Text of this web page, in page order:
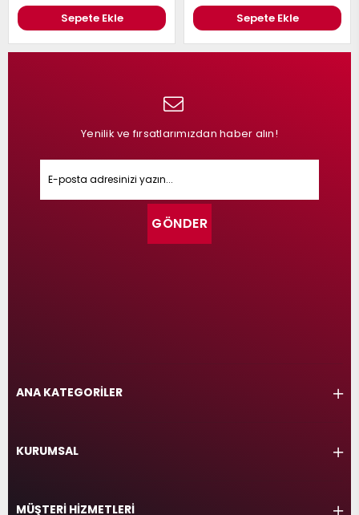
Sepete Ekle Sepete Ekle
Yenilik ve fırsatlarımızdan haber alın!
GÖNDER
ANA KATEGORİLER
KURUMSAL
MÜŞTERİ HİZMETLERİ